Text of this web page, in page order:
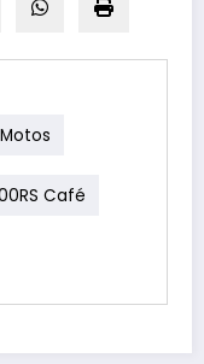
Motos
Café